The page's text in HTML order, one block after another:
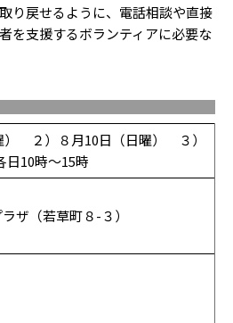
り戻せるように、電話相談や直接
を支援するボランティアに必要な
） ２）８月10日（日曜） ３）
日10時～15時
ザ（若草町８-３）